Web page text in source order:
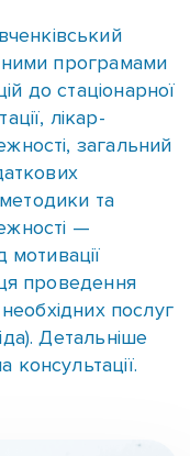
та
—
мотивації
проведення
послуг
Детальніше